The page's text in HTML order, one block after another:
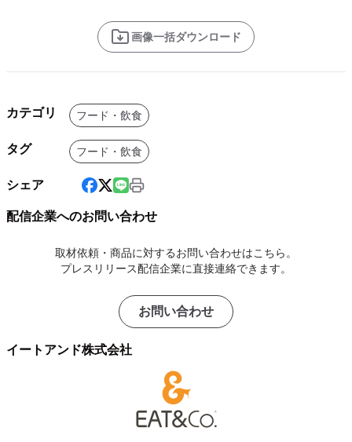
画像一括ダウンロード
カテゴリ フード・飲食
タグ フード・飲食
シェア
配信企業へのお問い合わせ
取材依頼・商品に対するお問い合わせはこちら。
プレスリリース配信企業に直接連絡できます。
お問い合わせ
イートアンド株式会社